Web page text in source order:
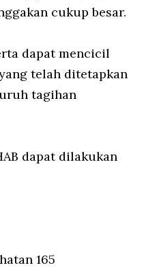
cukup besar.
dapat mencicil
telah ditetapkan
tagihan
dapat dilakukan
165